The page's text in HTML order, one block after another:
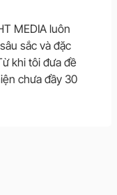
MEDIA luôn
sắc và đặc
khi tôi đưa đề
chưa đầy 30